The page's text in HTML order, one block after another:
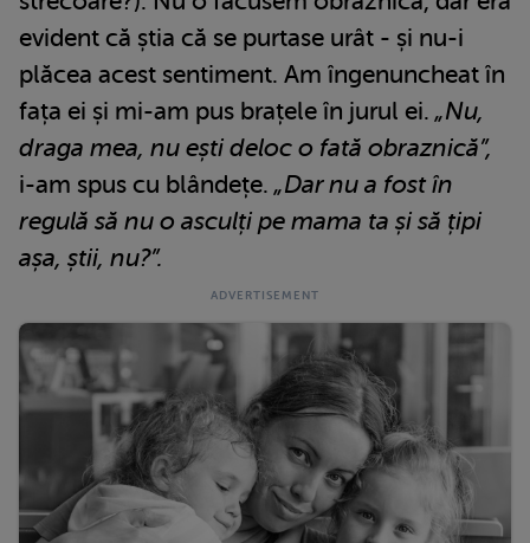
evident că știa că se purtase urât - și nu-i
plăcea acest sentiment. Am îngenuncheat în
fața ei și mi-am pus brațele în jurul ei. „Nu,
draga mea, nu ești deloc o fată obraznică”,
i-am spus cu blândețe. „Dar nu a fost în
regulă să nu o asculți pe mama ta și să țipi
așa, știi, nu?”.